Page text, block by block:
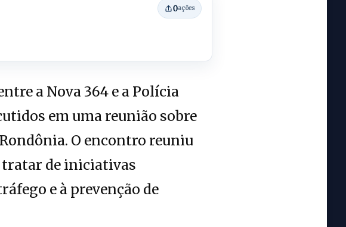
0ações
a Nova 364 e a Polícia
em uma reunião sobre
O encontro reuniu
tratar de iniciativas
e à prevenção de